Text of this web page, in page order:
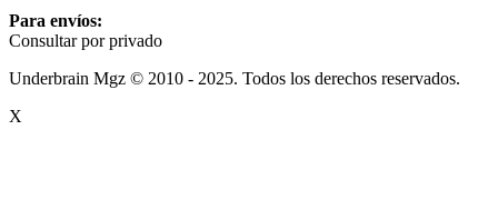
Para envíos:
Consultar por privado
Underbrain Mgz © 2010 - 2025. Todos los derechos reservados.
X